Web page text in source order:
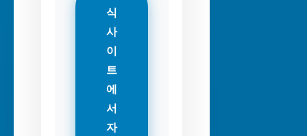
식
사
이
트
에
서
자